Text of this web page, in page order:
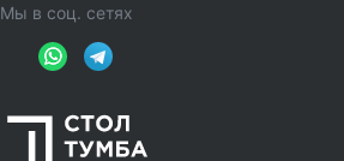
Мы в соц. сетях